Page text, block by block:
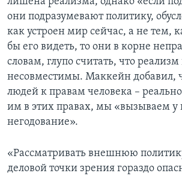
они подразумевают политику,
как устроен мир сейчас, а не тем,
бы его видеть, то они в корне
словам, глупо считать, что
несовместимы. Маккейн добавил,
людей к правам человека –
им в этих правах, мы «вызываем у
негодование».
«Рассматривать внешнюю
деловой точки зрения гораздо